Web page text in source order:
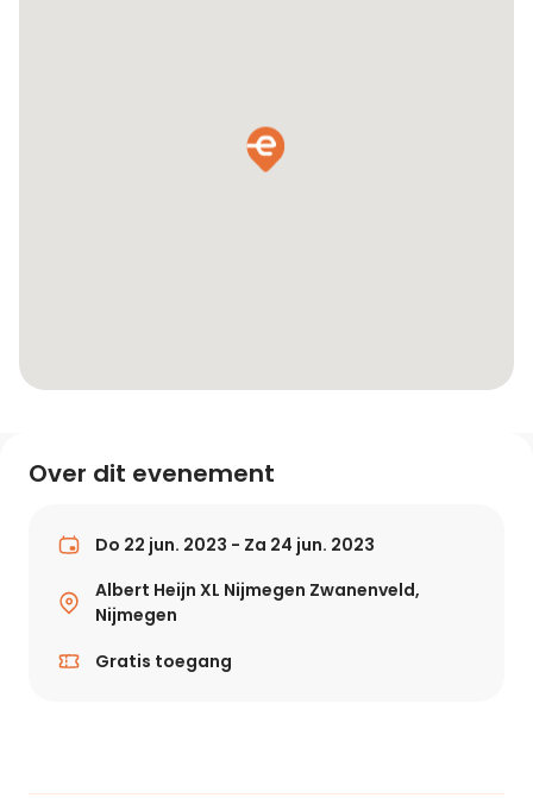
Over dit evenement
Do 22 jun. 2023 - Za 24 jun. 2023
Albert Heijn XL Nijmegen Zwanenveld,
Nijmegen
Gratis toegang